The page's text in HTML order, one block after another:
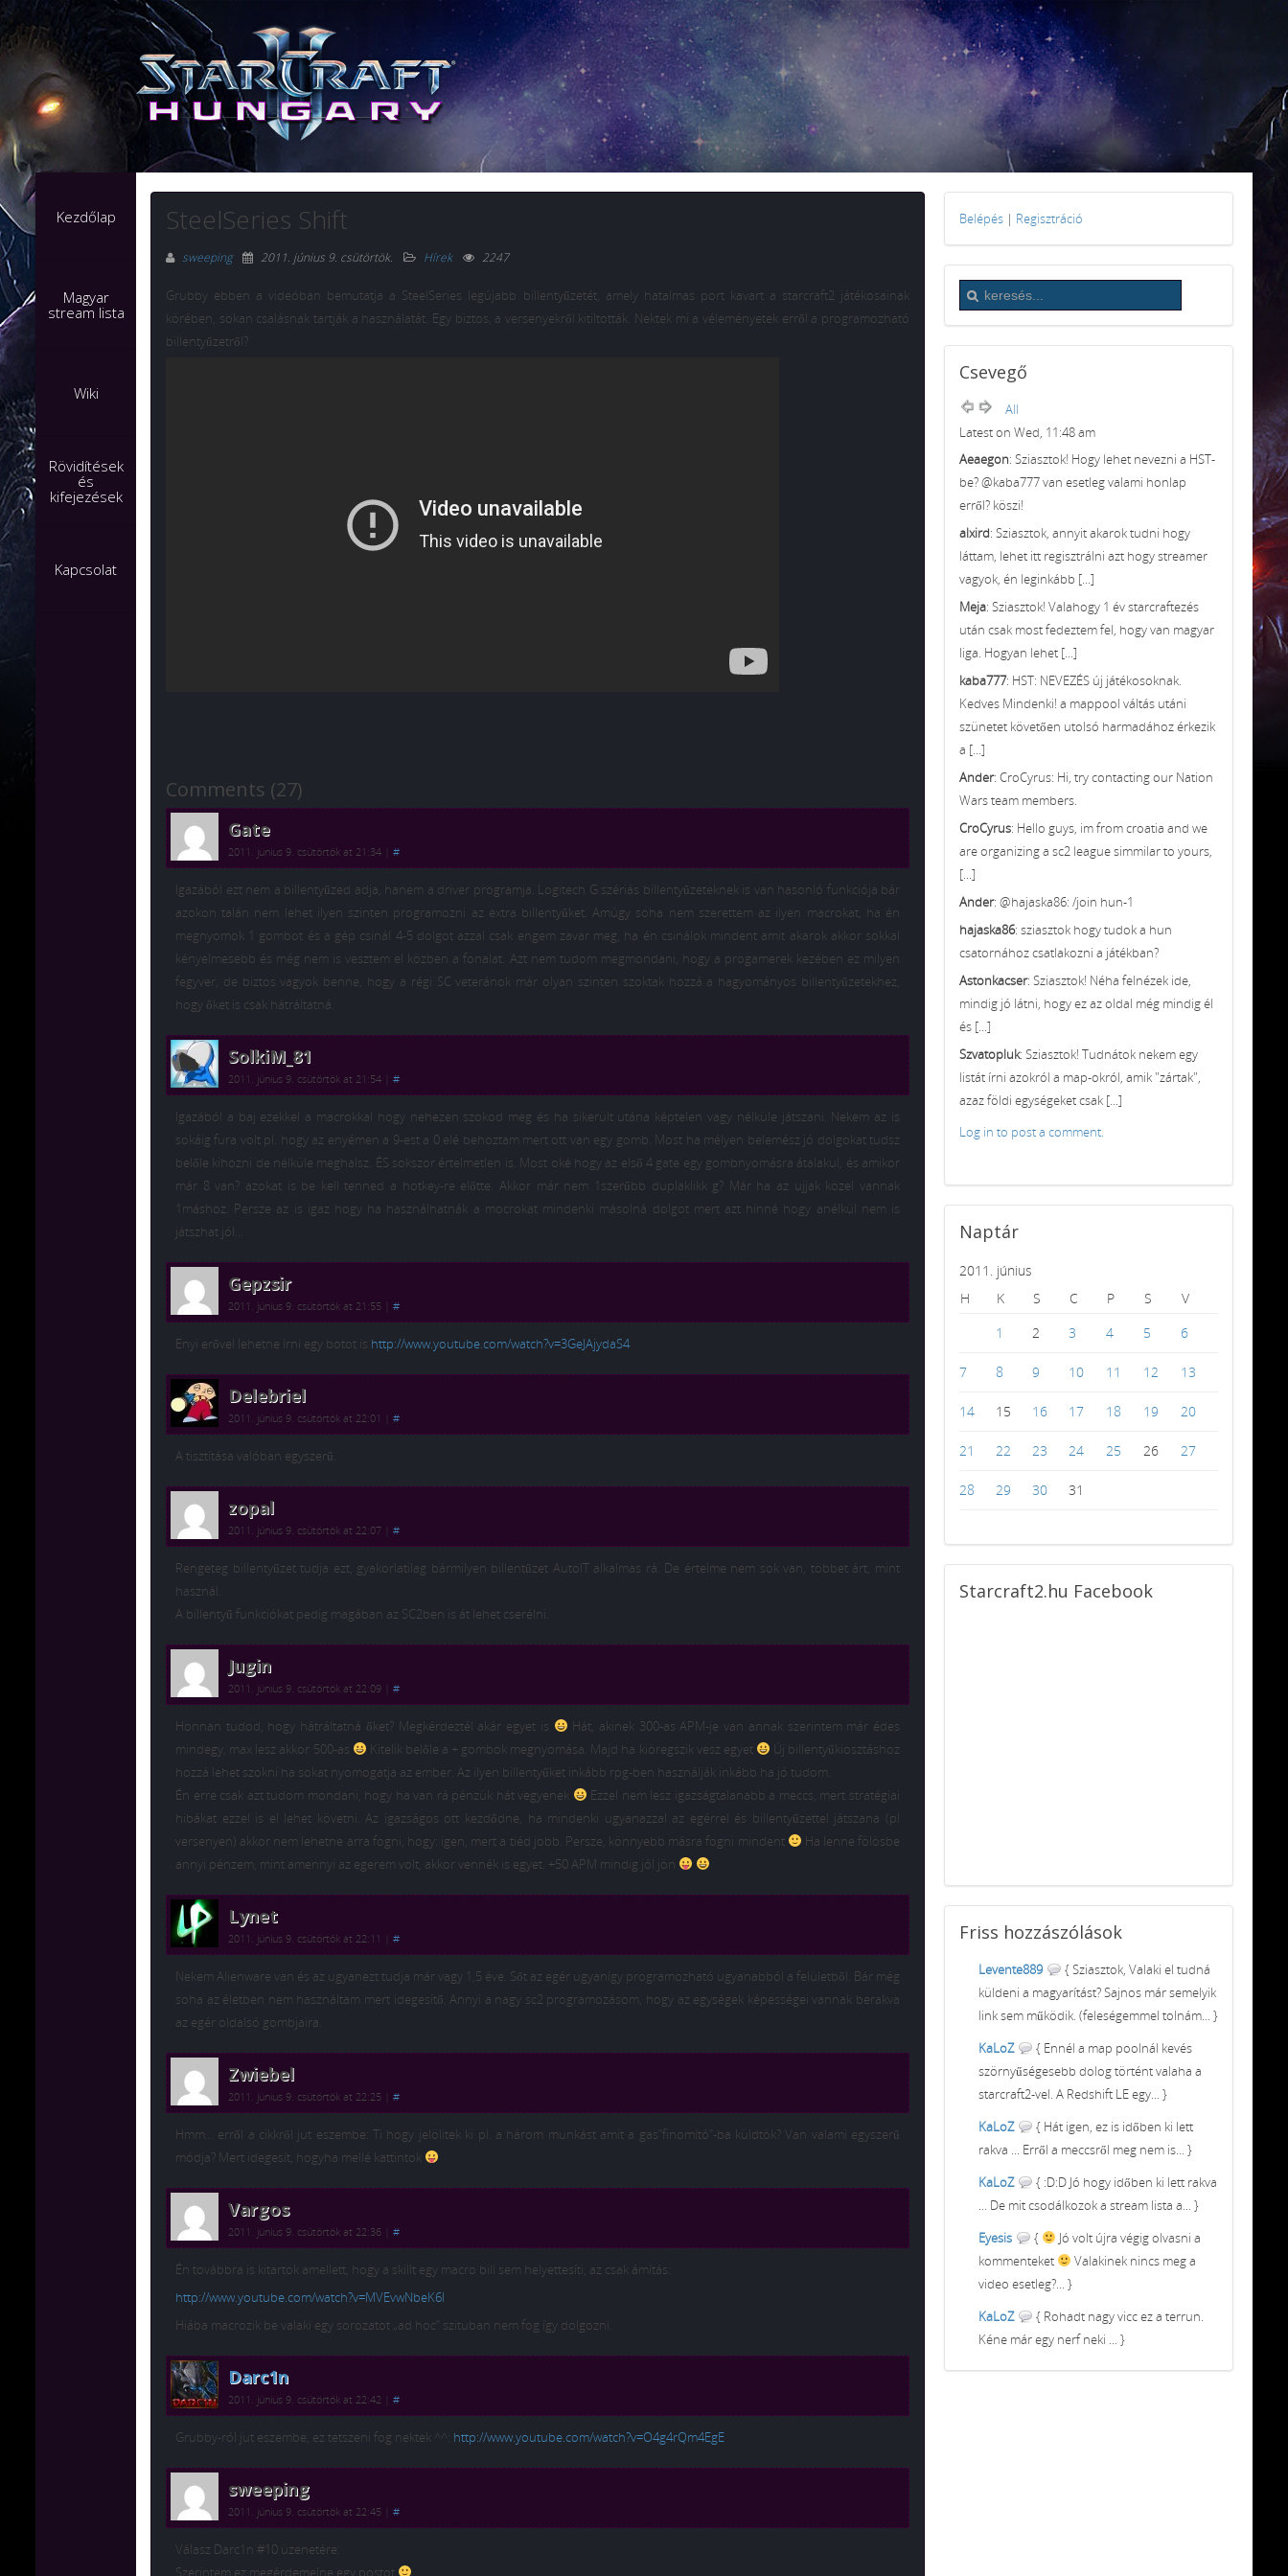
Kezdőlap
Magyar
stream lista
Wiki
Rövidítések
és
kifejezések
Kapcsolat
SteelSeries Shift
sweeping 2011. június 9. csütörtök. Hírek 2247
Grubby ebben a videóban bemutatja a SteelSeries legújabb billentyűzetét, amely hatalmas port kavart a starcraft2 játékosainak
körében, sokan csalásnak tartják a használatát. Egy biztos, a versenyekről kitiltották. Nektek mi a véleményetek erről a programozható
billentyűzetről?
Comments (27)
Gate
2011. június 9. csütörtök at 21:34 #
Igazából ezt nem a billentyűzed adja, hanem a driver programja. Logitech G szériás billentyűzeteknek is van hasonló funkciója bár
azokon talán nem lehet ilyen szinten programozni az extra billentyűket. Amúgy soha nem szerettem az ilyen macrokat, ha én
megnyomok 1 gombot és a gép csinál 4-5 dolgot azzal csak engem zavar meg, ha én csinálok mindent amit akarok akkor sokkal
kényelmesebb és még nem is vesztem el közben a fonalat. Azt nem tudom megmondani, hogy a progamerek kezében ez milyen
fegyver, de biztos vagyok benne, hogy a régi SC veteránok már olyan szinten szoktak hozzá a hagyományos billentyűzetekhez,
hogy őket is csak hátráltatná.
SolkiM_81
2011. június 9. csütörtök at 21:54 #
Igazából a baj ezekkel a macrokkal hogy nehezen szokod meg és ha sikerült utána képtelen vagy nélküle játszani. Nekem az is
sokáig fura volt pl. hogy az enyémen a 9-est a 0 elé behoztam mert ott van egy gomb. Most ha mélyen belemész jó dolgokat tudsz
belőle kihozni de nélküle meghalsz. ÉS sokszor értelmetlen is. Most oké hogy az első 4 gate egy gombnyomásra átalakul, és amikor
már 8 van? azokat is be kell tenned a hotkey-re előtte. Akkor már nem 1szerűbb duplaklikk g? Már ha az ujjak közel vannak
1máshoz. Persze az is igaz hogy ha használhatnák a mocrokat mindenki másolná dolgot mert azt hinné hogy anélkül nem is
játszhat jól…
Gepzsir
2011. június 9. csütörtök at 21:55 #
Enyi erővel lehetne írni egy botot is http://www.youtube.com/watch?v=3GeJAjydaS4
Delebriel
2011. június 9. csütörtök at 22:01 #
A tisztítása valóban egyszerű.
zopal
2011. június 9. csütörtök at 22:07 #
Rengeteg billentyűzet tudja ezt, gyakorlatilag bármilyen billentűzet AutoIT alkalmas rá. De értelme nem sok van, többet árt, mint
használ.
A billentyű funkciókat pedig magában az SC2ben is át lehet cserélni.
Jugin
2011. június 9. csütörtök at 22:09 #
Honnan tudod, hogy hátráltatná őket? Megkérdeztél akár egyet is
Hát, akinek 300-as APM-je van annak szerintem már édes
mindegy, max lesz akkor 500-as
Kitelik belőle a + gombok megnyomása. Majd ha kiöregszik vesz egyet
Új billentyűkiosztáshoz
hozzá lehet szokni ha sokat nyomogatja az ember. Az ilyen billentyűket inkább rpg-ben használják inkább ha jó tudom.
Én erre csak azt tudom mondani, hogy ha van rá pénzük hát vegyenek
Ezzel nem lesz igazságtalanabb a meccs, mert stratégiai
hibákat ezzel is el lehet követni. Az igazságos ott kezdődne, ha mindenki ugyanazzal az egérrel és billentyűzettel játszana (pl
versenyen) akkor nem lehetne arra fogni, hogy: igen, mert a tiéd jobb. Persze, könnyebb másra fogni mindent
Ha lenne fölösbe
annyi pénzem, mint amennyi az egerem volt, akkor vennék is egyet. +50 APM mindig jól jön
Lynet
2011. június 9. csütörtök at 22:11 #
Nekem Alienware van és az ugyanezt tudja már vagy 1,5 éve. Sőt az egér ugyanígy programozható ugyanabból a felületből. Bár még
soha az életben nem használtam mert idegesítő. Annyi a nagy sc2 programozásom, hogy az egységek képességei vannak berakva
az egér oldalsó gombjaira.
Zwiebel
2011. június 9. csütörtök at 22:25 #
Hmm… erről a cikkről jut eszembe: Ti hogy jelölitek ki pl. a három munkást amit a gas”finomító”-ba küldtök? Van valami egyszerű
módja? Mert idegesít, hogyha mellé kattintok
Vargos
2011. június 9. csütörtök at 22:36 #
Én továbbra is kitartok amellett, hogy a skillt egy macro bill sem helyettesíti, az csak ámítás:
http://www.youtube.com/watch?v=MVEvwNbeK6I
Hiába macrozik be valaki egy sorozatot „ad hoc” szituban nem fog így dolgozni.
Darc1n
2011. június 9. csütörtök at 22:42 #
Grubby-ról jut eszembe, ez tetszeni fog nektek ^^: http://www.youtube.com/watch?v=O4g4rQm4EgE
sweeping
2011. június 9. csütörtök at 22:45 #
Válasz Darc1n #10 üzenetére:
Szerintem ez megérdemelne egy postot
Belépés | Regisztráció
Csevegő
All
Latest on Wed, 11:48 am
Aeaegon: Sziasztok! Hogy lehet nevezni a HST-
be? @kaba777 van esetleg valami honlap
erről? köszi!
alxird: Sziasztok, annyit akarok tudni hogy
láttam, lehet itt regisztrálni azt hogy streamer
vagyok, én leginkább [...]
Meja: Sziasztok! Valahogy 1 év starcraftezés
után csak most fedeztem fel, hogy van magyar
liga. Hogyan lehet [...]
kaba777: HST: NEVEZÉS új játékosoknak.
Kedves Mindenki! a mappool váltás utáni
szünetet követően utolsó harmadához érkezik
a [...]
Ander: CroCyrus: Hi, try contacting our Nation
Wars team members.
CroCyrus: Hello guys, im from croatia and we
are organizing a sc2 league simmilar to yours,
[...]
Ander: @hajaska86: /join hun-1
hajaska86: sziasztok hogy tudok a hun
csatornához csatlakozni a játékban?
Astonkacser: Sziasztok! Néha felnézek ide,
mindig jó látni, hogy ez az oldal még mindig él
és [...]
Szvatopluk: Sziasztok! Tudnátok nekem egy
listát írni azokról a map-okról, amik "zártak",
azaz földi egységeket csak [...]
Log in to post a comment.
Naptár
2011. június
H
K S C P S
V
1
2 3 4 5 6
7 8 9 10 11 12 13
14 15 16 17 18 19 20
21 22 23 24 25 26 27
28 29 30 31
Starcraft2.hu Facebook
Friss hozzászólások
Levente889
{ Sziasztok, Valaki el tudná
küldeni a magyarítást? Sajnos már semelyik
link sem működik. (feleségemmel tolnám... }
KaLoZ
{ Ennél a map poolnál kevés
szörnyűségesebb dolog történt valaha a
starcraft2-vel. A Redshift LE egy... }
KaLoZ
{ Hát igen, ez is időben ki lett
rakva ... Erről a meccsről meg nem is... }
KaLoZ
{ :D:D Jó hogy időben ki lett rakva
... De mit csodálkozok a stream lista a... }
Eyesis
{
Jó volt újra végig olvasni a
kommenteket
Valakinek nincs meg a
video esetleg?... }
KaLoZ
{ Rohadt nagy vicc ez a terrun.
Kéne már egy nerf neki ... }